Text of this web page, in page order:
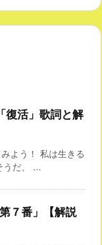
復活」歌詞と解
よう！ 私は生きる
うだ、 ...
７番」【解説